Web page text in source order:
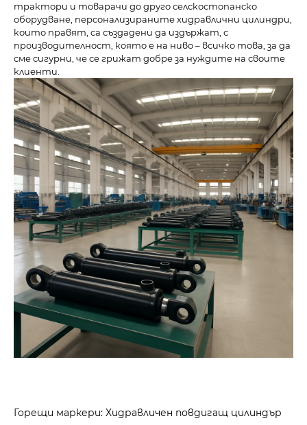
трактори и товарачи до друго селскостопанско
оборудване, персонализираните хидравлични цилиндри,
които правят, са създадени да издържат, с
производителност, която е на ниво – всичко това, за да
сме сигурни, че се грижат добре за нуждите на своите
клиенти.
Горещи маркери: Хидравличен повдигащ цилиндър